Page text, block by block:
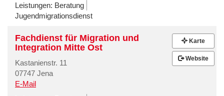
Leistungen: Beratung
Jugendmigrationsdienst
Fachdienst für Migration und
Integration Mitte Ost
Kastanienstr. 11
07747 Jena
E-Mail
Karte
Website